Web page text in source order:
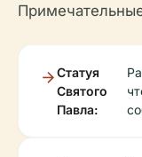
Статуя
Святого
Павла: